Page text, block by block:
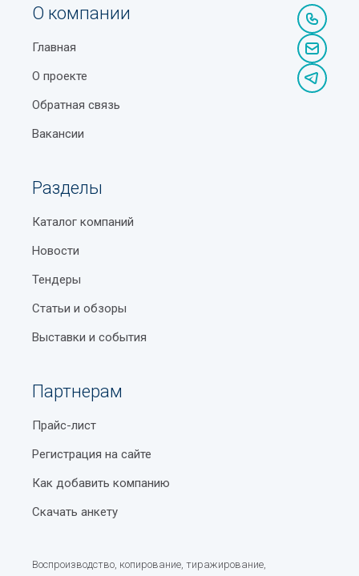
О компании
Главная
О проекте
Обратная связь
Вакансии
Разделы
Каталог компаний
Новости
Тендеры
Статьи и обзоры
Выставки и события
Партнерам
Прайс-лист
Регистрация на сайте
Как добавить компанию
Скачать анкету
Воспроизводство, копирование, тиражирование,